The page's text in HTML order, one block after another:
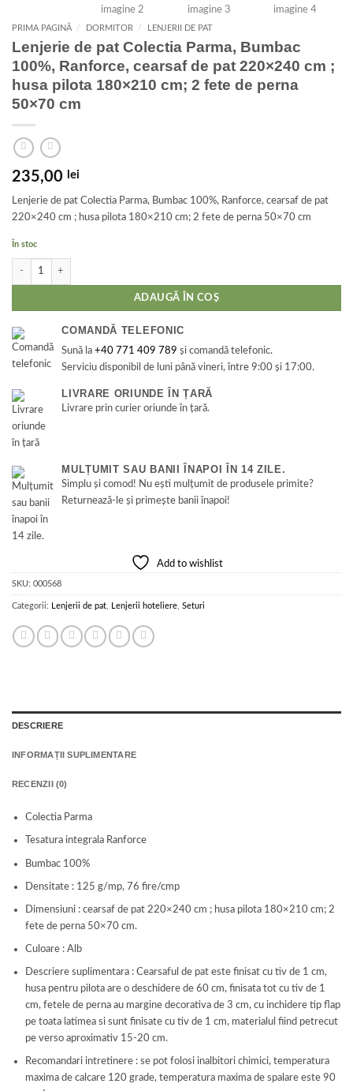
PRIMA PAGINĂ / DORMITOR / LENJERII DE PAT
Lenjerie de pat Colectia Parma, Bumbac
100%, Ranforce, cearsaf de pat 220×240 cm ;
husa pilota 180×210 cm; 2 fete de perna
50×70 cm
235,00 lei
Lenjerie de pat Colectia Parma, Bumbac 100%, Ranforce, cearsaf de pat
220×240 cm ; husa pilota 180×210 cm; 2 fete de perna 50×70 cm
În stoc
Cantitate Lenjerie de pat Colectia Parma, Bumbac 100%, Ranforce, cearsaf de
ADAUGĂ ÎN COȘ
COMANDĂ TELEFONIC
Sună la+40 771 409 789 și comandă telefonic.
Serviciu disponibil de luni până vineri, între 9:00 și 17:00.
LIVRARE ORIUNDE ÎN ȚARĂ
Livrare prin curier oriunde în țară.
MULȚUMIT SAU BANII ÎNAPOI ÎN 14 ZILE.
Simplu și comod! Nu ești mulțumit de produsele primite?
Returnează-le și primește banii înapoi!
Add to wishlist
SKU: 000568
Categorii: Lenjerii de pat Lenjerii hoteliere Seturi
DESCRIERE
INFORMAȚII SUPLIMENTARE
RECENZII (0)
Colectia Parma
Tesatura integrala Ranforce
Bumbac 100%
Densitate : 125 g/mp, 76 fire/cmp
Dimensiuni : cearsaf de pat 220×240 cm ; husa pilota 180×210 cm; 2
fete de perna 50×70 cm.
Culoare : Alb
Descriere suplimentara : Cearsaful de pat este finisat cu tiv de 1 cm,
husa pentru pilota are o deschidere de 60 cm, finisata tot cu tiv de 1
cm, fetele de perna au margine decorativa de 3 cm, cu inchidere tip flap
pe toata latimea si sunt finisate cu tiv de 1 cm, materialul fiind petrecut
pe verso aproximativ 15-20 cm.
Recomandari intretinere : se pot folosi inalbitori chimici, temperatura
maxima de calcare 120 grade, temperatura maxima de spalare este 90